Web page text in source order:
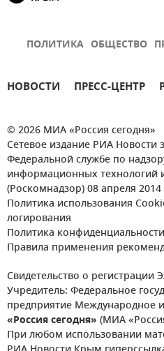
ПОЛИТИКА ОБЩЕСТВО
НОВОСТИ ПРЕСС-ЦЕНТР
© 2026 МИА «Россия сегодня»
Сетевое издание РИА Новости
Федеральной службе по
информационных технологий
(Роскомнадзор) 08 апреля 2014
Политика использования
логирования
Политика
Правила применения
Свидетельство о регистрации
Учредитель: Федеральное
предприятие Международное
«Россия сегодня» (МИА
При любом использовании